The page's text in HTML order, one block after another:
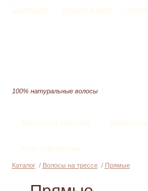
О компании Новости и акции Услуги
100% натуральные волосы
Волосы на заколках Волосы на
Уход за волосами
Каталог/ Волосы на трессе/ Прямые